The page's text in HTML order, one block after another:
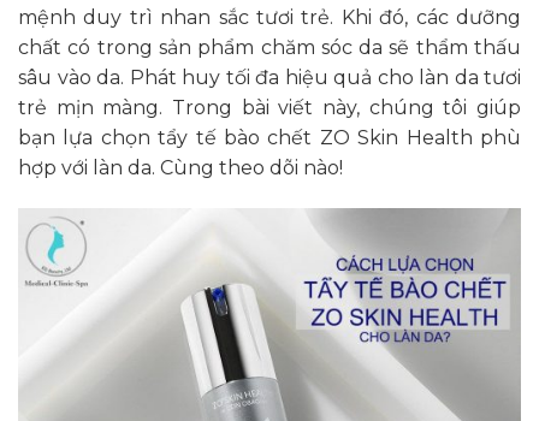
mệnh duy trì nhan sắc tươi trẻ. Khi đó, các dưỡng
chất có trong sản phẩm chăm sóc da sẽ thẩm thấu
sâu vào da. Phát huy tối đa hiệu quả cho làn da tươi
trẻ mịn màng. Trong bài viết này, chúng tôi giúp
bạn lựa chọn tẩy tế bào chết ZO Skin Health phù
hợp với làn da. Cùng theo dõi nào!